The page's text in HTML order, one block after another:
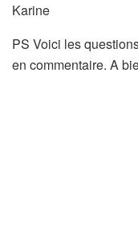
Karine
PS Voici les
en commentaire. A